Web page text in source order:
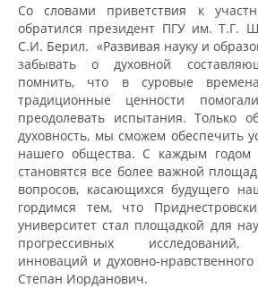
Со словами приветствия к
обратился президент ПГУ им. Т.Г.
С.И. Берил. «Развивая науку и
забывать о духовной
помнить, что в суровые
традиционные ценности
преодолевать испытания. Только
духовность, мы сможем обеспечить
нашего общества. С каждым годом
становятся все более важной
вопросов, касающихся будущего
гордимся тем, что
университет стал площадкой для
прогрессивных исследований,
инноваций и духовно-нравственного
Степан Иорданович.